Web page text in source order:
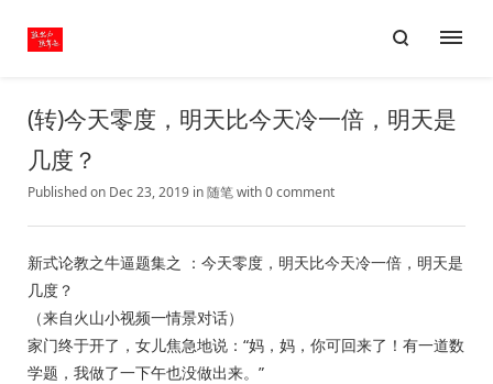
(转)今天零度，明天比今天冷一倍，明天是
几度？
Published on Dec 23, 2019 in随笔with0 comment
新式论教之牛逼题集之 ：今天零度，明天比今天冷一倍，明天是
几度？
（来自火山小视频一情景对话）
家门终于开了，女儿焦急地说：“妈，妈，你可回来了！有一道数
学题，我做了一下午也没做出来。”